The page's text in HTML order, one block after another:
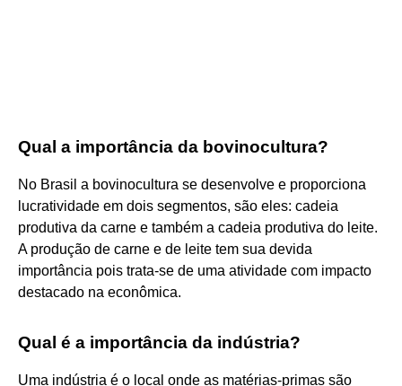
Qual a importância da bovinocultura?
No Brasil a bovinocultura se desenvolve e proporciona
lucratividade em dois segmentos, são eles: cadeia
produtiva da carne e também a cadeia produtiva do leite.
A produção de carne e de leite tem sua devida
importância pois trata-se de uma atividade com impacto
destacado na econômica.
Qual é a importância da indústria?
Uma indústria é o local onde as matérias-primas são